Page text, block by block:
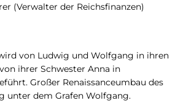
(Verwalter der Reichsfinanzen)
von Ludwig und Wolfgang in ihren
ihrer Schwester Anna in
Großer Renaissanceumbau des
unter dem Grafen Wolfgang.